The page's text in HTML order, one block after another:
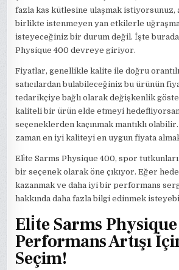
fazla kas kütlesine ulaşmak istiyorsunuz,
birlikte istenmeyen yan etkilerle
isteyeceğiniz bir durum değil. İşte
Physique 400 devreye giriyor.
Fiyatlar, genellikle kalite ile doğru
satıcılardan bulabileceğiniz bu ürünün
tedarikçiye bağlı olarak değişkenlik
kaliteli bir ürün elde etmeyi
seçeneklerden kaçınmak mantıklı
zaman en iyi kaliteyi en uygun fiyata
Eli̇te Sarms Physique 400, spor
bir seçenek olarak öne çıkıyor. Eğer
kazanmak ve daha iyi bir performans
hakkında daha fazla bilgi edinmek
Eli̇te Sarms
Performans Artışı
Seçim!